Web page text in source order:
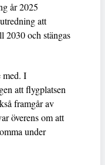
år 2025
att
2030 och stängas
med. I
att flygplatsen
framgår av
överens om att
under